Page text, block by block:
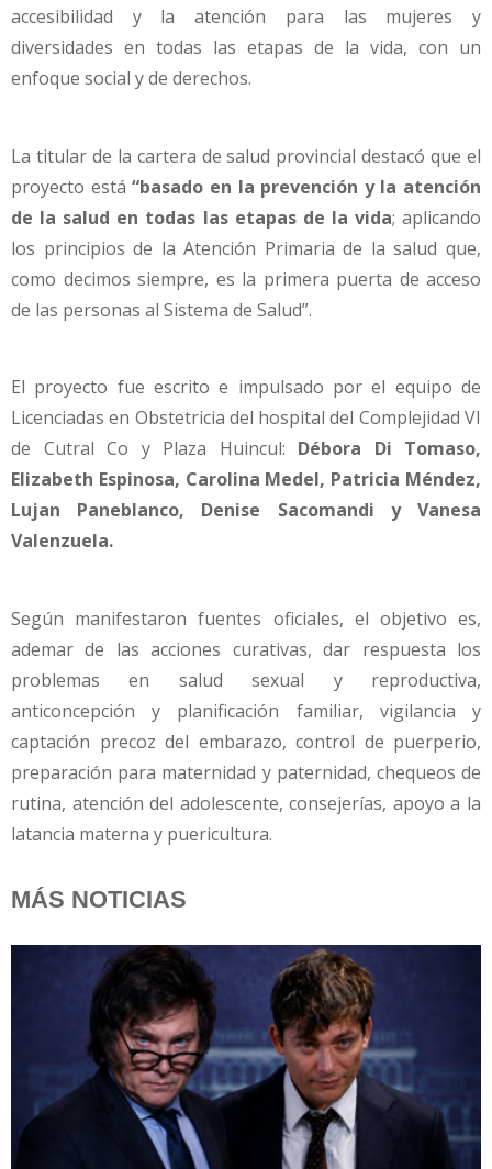
accesibilidad y la atención para las mujeres y
diversidades en todas las etapas de la vida, con un
enfoque social y de derechos.
La titular de la cartera de salud provincial destacó que el
proyecto está“basado en la prevención y la atención
de la salud en todas las etapas de la vida; aplicando
los principios de la Atención Primaria de la salud que,
como decimos siempre, es la primera puerta de acceso
de las personas al Sistema de Salud”.
El proyecto fue escrito e impulsado por el equipo de
Licenciadas en Obstetricia del hospital del Complejidad VI
de Cutral Co y Plaza Huincul: Débora Di Tomaso,
Elizabeth Espinosa, Carolina Medel, Patricia Méndez,
Lujan Paneblanco, Denise Sacomandi y Vanesa
Valenzuela.
Según manifestaron fuentes oficiales, el objetivo es,
ademar de las acciones curativas, dar respuesta los
problemas en salud sexual y reproductiva,
anticoncepción y planificación familiar, vigilancia y
captación precoz del embarazo, control de puerperio,
preparación para maternidad y paternidad, chequeos de
rutina, atención del adolescente, consejerías, apoyo a la
latancia materna y puericultura.
MÁS NOTICIAS